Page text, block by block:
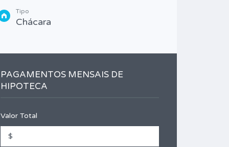
Tipo
Chácara
PAGAMENTOS MENSAIS DE
HIPOTECA
Valor Total